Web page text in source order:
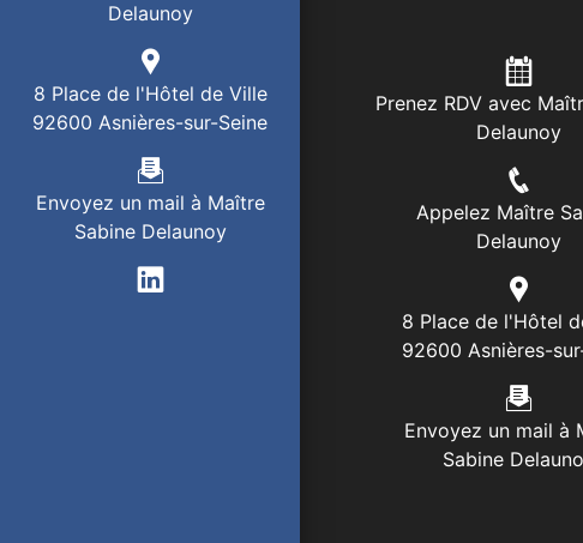
Delaunoy
8 Place de l'Hôtel de Ville
92600 Asnières-sur-Seine
Envoyez un mail à Maître
Sabine Delaunoy
Prenez RDV avec
Delaunoy
Appelez Maître
Delaunoy
8 Place de l'Hôtel
92600 Asnières-
Envoyez un mail à
Sabine